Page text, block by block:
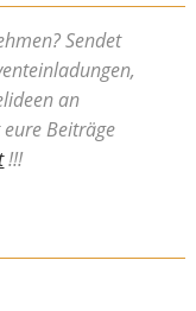
Sendet
an
Beiträge
!!!